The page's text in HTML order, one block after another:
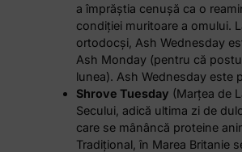
a împrăștia cenușă ca o
condiției muritoare a omului.
ortodocși, Ash Wednesday
Ash Monday (pentru că
lunea). Ash Wednesday este
Shrove Tuesday (Marțea de
Secului, adică ultima zi de
care se mânâncă proteine
Tradițional, în Marea Britanie